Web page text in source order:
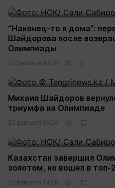
“Наконец-то я дома“:
Шайдорова после
Олимпиады
25 февраля 03:18
Михаил Шайдоров
триумфа на Олимпиаде
25 февраля 03:04
Казахстан завершил
золотом, но вошел в топ-
23 февраля 14:50